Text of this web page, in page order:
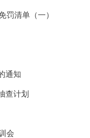
罚清单（一）
通知
查计划
会